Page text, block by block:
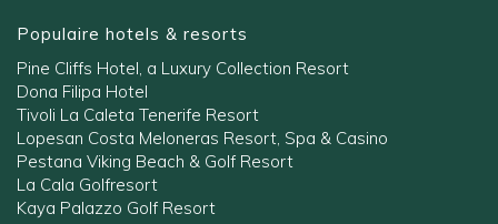
Populaire hotels & resorts
Pine Cliffs Hotel, a Luxury Collection Resort
Dona Filipa Hotel
Tivoli La Caleta Tenerife Resort
Lopesan Costa Meloneras Resort, Spa & Casino
Pestana Viking Beach & Golf Resort
La Cala Golfresort
Kaya Palazzo Golf Resort